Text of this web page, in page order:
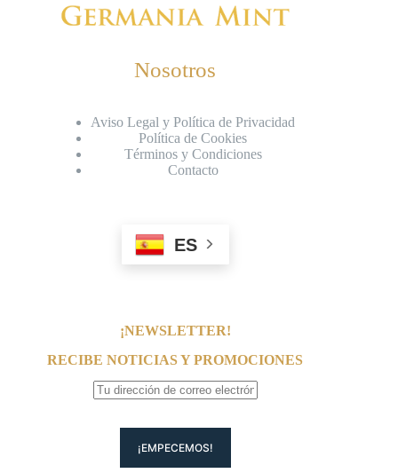
Nosotros
Aviso Legal y Política de Privacidad
Política de Cookies
Términos y Condiciones
Contacto
ES
¡NEWSLETTER!
RECIBE NOTICIAS Y PROMOCIONES